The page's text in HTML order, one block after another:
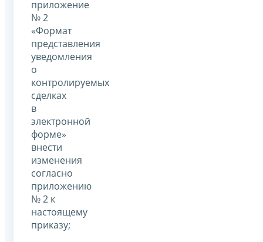
приложение
№ 2
«Формат
представления
уведомления
о
контролируемых
сделках
в
электронной
форме»
внести
изменения
согласно
приложению
№ 2 к
настоящему
приказу;